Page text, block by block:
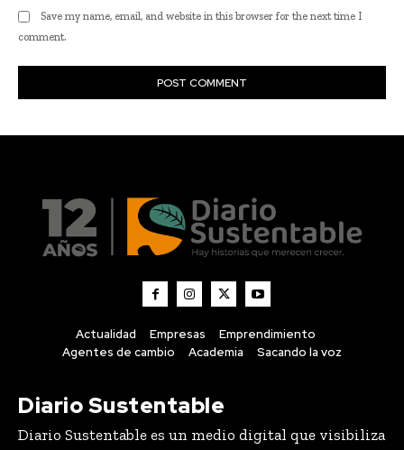
Actualidad Empresas
Emprendimiento
Agentes de cambio
Academia Sacando la voz
Diario Sustentable
Diario Sustentable es un medio digital que visibiliza